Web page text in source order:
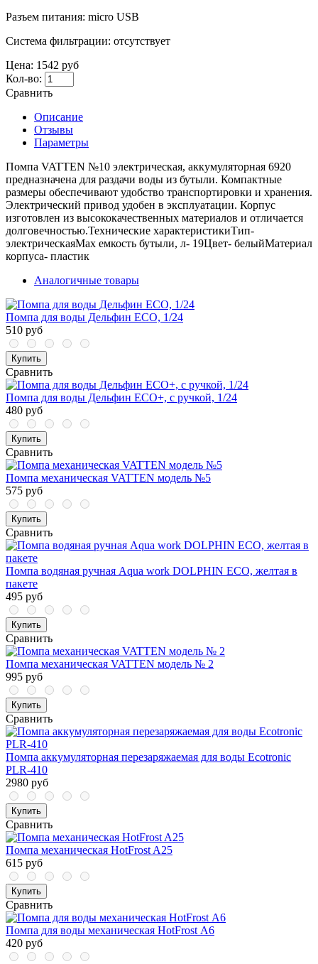
Разъем питания: micro USB
Система фильтрации: отсутствует
Цена: 1542 руб
Кол-во:
Сравнить
Описание
Отзывы
Параметры
Помпа VATTEN №10 электрическая, аккумуляторная 6920
предназначена для раздачи воды из бутыли. Компактные
размеры обеспечивают удобство транспортировки и хранения.
Электрический привод удобен в эксплуатации. Корпус
изготовлен из высококачественных материалов и отличается
долговечностью.Технические характеристикиТип-
электрическаяМах емкость бутыли, л- 19Цвет- белыйМатериал
корпуса- пластик
Аналогичные товары
Помпа для воды Дельфин ЕСО, 1/24
510 руб
Купить
Сравнить
Помпа для воды Дельфин ЕСО+, с ручкой, 1/24
480 руб
Купить
Сравнить
Помпа механическая VATTEN модель №5
575 руб
Купить
Сравнить
Помпа водяная ручная Aqua work DOLPHIN ЕСО, желтая в
пакете
495 руб
Купить
Сравнить
Помпа механическая VATTEN модель № 2
995 руб
Купить
Сравнить
Помпа аккумуляторная перезаряжаемая для воды Ecotronic
PLR-410
2980 руб
Купить
Сравнить
Помпа механическая HotFrost A25
615 руб
Купить
Сравнить
Помпа для воды механическая HotFrost А6
420 руб